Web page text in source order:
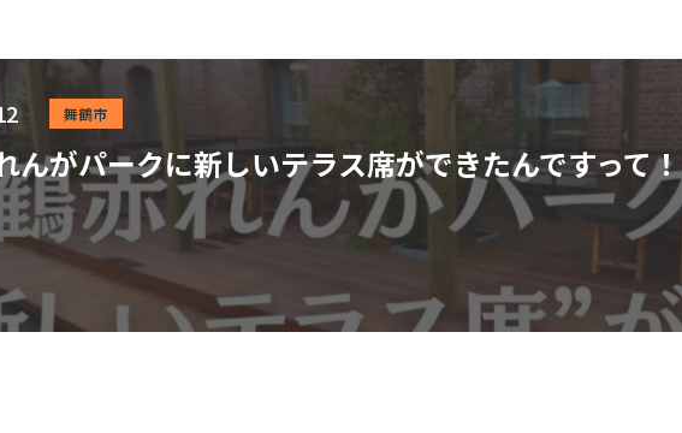
舞鶴市
んがパークに新しいテラス席ができたんですって！